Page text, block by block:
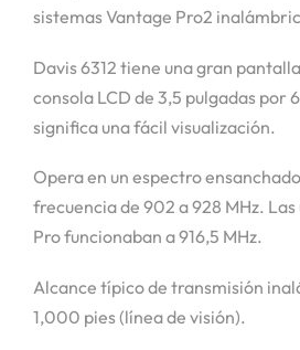
sistemas Vantage Pro2
Davis 6312 tiene una gran
consola LCD de 3,5 pulgadas por
significa una fácil visualización.
Opera en un espectro
frecuencia de 902 a 928 MHz.
Pro funcionaban a 916,5 MHz.
Alcance típico de transmisión
1,000 pies (línea de visión).